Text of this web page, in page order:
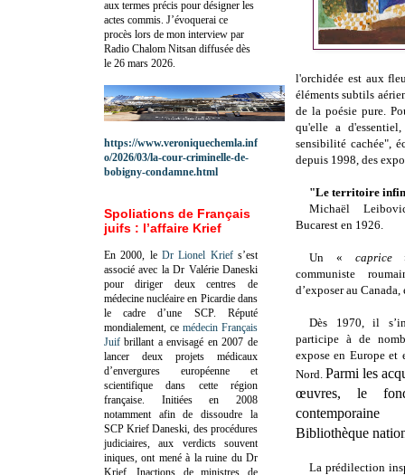
l'orchidée est aux
éléments subtils
de la poésie pure.
qu'elle a
sensibilité cachée",
depuis 1998, des
"Le territoire
Michaël
Bucarest en 1926.
Un « caprice»
communiste
d’exposer au Canada,
Dès 1970, il
participe à de
expose en Europe et
Nord.Parmi les
œuvres, le
Bibliothèque
La prédilection
aux termes précis pour désigner les
actes commis. J’évoquerai ce
procès lors de mon interview par
Radio Chalom Nitsan diffusée dès
le 26 mars 2026.
https://www.veroniquechemla.inf
o/2026/03/la-cour-criminelle-de-
bobigny-condamne.html
Spoliations de Français
juifs : l’affaire Krief
En 2000, le Dr Lionel Kriefs’est
associé avec la Dr Valérie Daneski
pour diriger deux centres de
médecine nucléaire en Picardie dans
le cadre d’une SCP. Réputé
mondialement, ce médecin Français
Juif brillant a envisagé en 2007 de
lancer deux projets médicaux
d’envergures européenne et
scientifique dans cette région
française. Initiées en 2008
notamment afin de dissoudre la
SCP Krief Daneski, des procédures
judiciaires, aux verdicts souvent
iniques, ont mené à la ruine du Dr
Krief.Inactions de ministres de